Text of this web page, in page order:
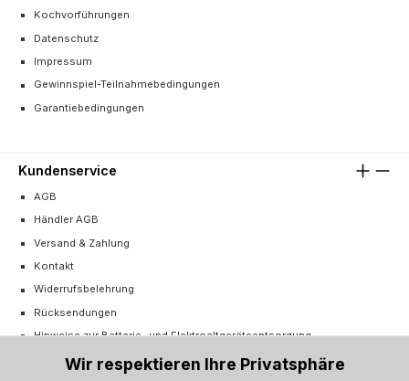
Kochvorführungen
Datenschutz
Impressum
Gewinnspiel-Teilnahmebedingungen
Garantiebedingungen
Kundenservice
AGB
Händler AGB
Versand & Zahlung
Kontakt
Widerrufsbelehrung
Rücksendungen
Hinweise zur Batterie- und Elektroaltgeräteentsorgung
Cookie-Einstellungen
Wir respektieren Ihre Privatsphäre